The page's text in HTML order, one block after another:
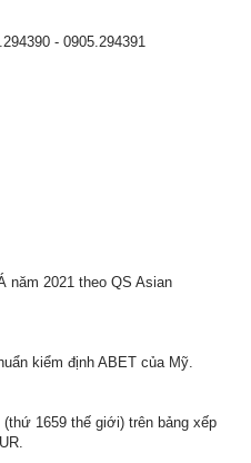
- 0905.294391
năm 2021 theo QS Asian
kiểm định ABET của Mỹ.
1659 thế giới) trên bảng xếp